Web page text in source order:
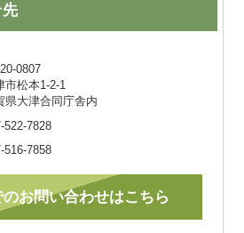
0807
市松本1-2-1
県大津合同庁舎内
522-7828
516-7858
のお問い合わせはこちら